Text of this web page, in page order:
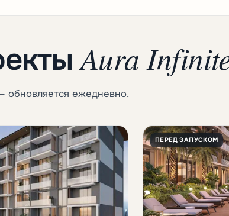
Aura
обновляется ежедневно.
ПЕРЕД ЗАПУСКОМ